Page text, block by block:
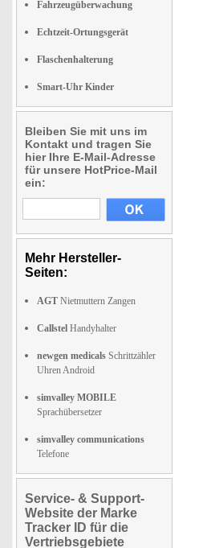
Fahrzeugüberwachung
Echtzeit-Ortungsgerät
Flaschenhalterung
Smart-Uhr Kinder
Bleiben Sie mit uns im
Kontakt und tragen Sie
hier Ihre E-Mail-Adresse
für unsere HotPrice-Mail
ein:
Mehr Hersteller-
Seiten:
AGT Nietmuttern Zangen
Callstel Handyhalter
newgen medicals Schrittzähler
Uhren Android
simvalley MOBILE
Sprachübersetzer
simvalley communications
Telefone
Service- & Support-
Website der Marke
Tracker ID für die
Vertriebsgebiete